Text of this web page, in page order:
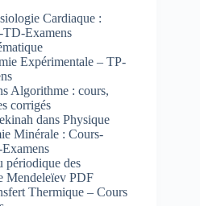
Cardiaque :
TD-Examens
Expérimentale – TP-
Algorithme : cours,
corrigés
dans Physique
Minérale : Cours-
périodique des
Mendeleïev PDF
Thermique – Cours